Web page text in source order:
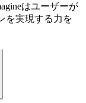
はユーザーが
を実現する力を